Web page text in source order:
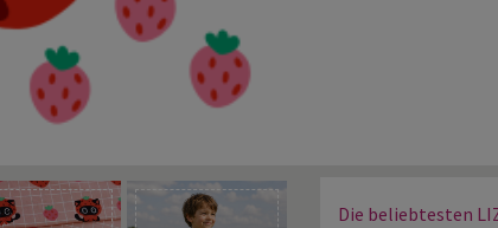
Die beliebtesten